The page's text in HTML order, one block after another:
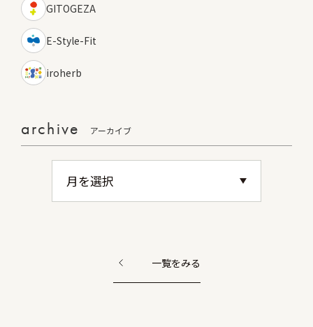
GITOGEZA
E-Style-Fit
iroherb
archive アーカイブ
一覧をみる